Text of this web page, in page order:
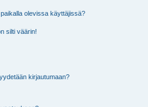
olevissa käyttäjissä?
silti väärin!
kirjautumaan?